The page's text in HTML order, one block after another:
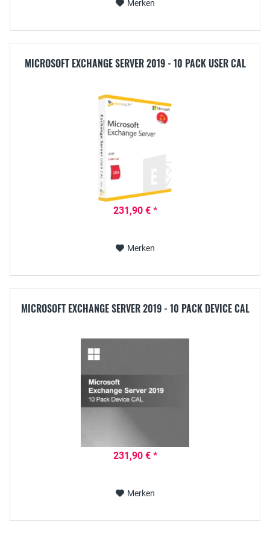
Merken
MICROSOFT EXCHANGE SERVER 2019 - 10 PACK USER CAL
231,90 € *
Merken
MICROSOFT EXCHANGE SERVER 2019 - 10 PACK DEVICE CAL
231,90 € *
Merken